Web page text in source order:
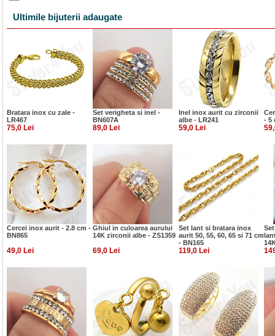
Ultimile bijuterii adaugate
Bratara inox cu zale -
LR467
Set verigheta si inel -
BN607A
Inel inox aurit cu zirconii
albe - LR241
- 5
75,0 Lei 89,0 Lei 59,0 Lei
Cercei inox aurit - 2.8 cm -
BN865
Ghiul in culoarea aurului
14K zirconii albe - ZS1359
Set lant si bratara inox
aurit 50, 55, 60, 65 si 71 cm
- BN165
49,0 Lei 69,0 Lei 119,0 Lei